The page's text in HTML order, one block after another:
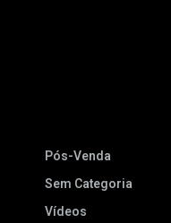
Pós-Venda
Sem Categoria
Vídeos